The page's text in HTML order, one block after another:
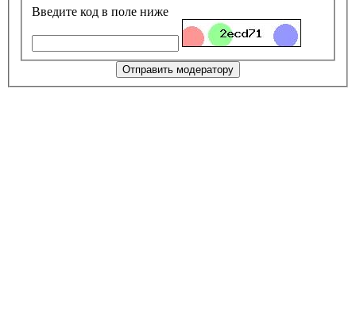
Введите код в поле ниже
Отправить модератору